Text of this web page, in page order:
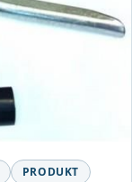
PRODUKT